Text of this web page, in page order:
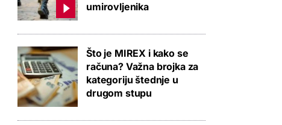
umirovljenika
Što je MIREX i kako se
računa? Važna brojka za
kategoriju štednje u
drugom stupu